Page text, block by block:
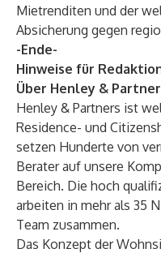
Mietrenditen und der
Absicherung gegen
-Ende-
Hinweise für
Über Henley &
Henley & Partners ist
Residence- und
setzen Hunderte von
Berater auf unsere
Bereich. Die hoch
arbeiten in mehr als 35
Team zusammen.
Das Konzept der